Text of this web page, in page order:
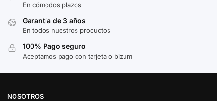
En cómodos plazos
Garantía de 3 años
En todos nuestros productos
100% Pago seguro
Aceptamos pago con tarjeta o bizum
NOSOTROS